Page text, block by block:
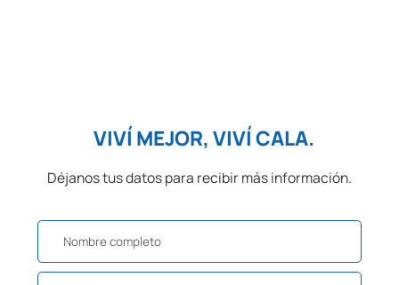
VIVÍ MEJOR, VIVÍ CALA.
Déjanos tus datos para recibir más información.